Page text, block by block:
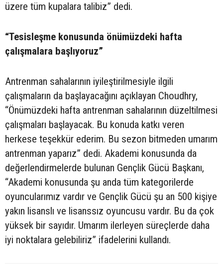
üzere tüm kupalara talibiz” dedi.
“Tesisleşme konusunda önümüzdeki hafta
çalışmalara başlıyoruz”
Antrenman sahalarının iyileştirilmesiyle ilgili
çalışmaların da başlayacağını açıklayan Choudhry,
“Önümüzdeki hafta antrenman sahalarının düzeltilmesi
çalışmaları başlayacak. Bu konuda katkı veren
herkese teşekkür ederim. Bu sezon bitmeden umarım
antrenman yaparız” dedi. Akademi konusunda da
değerlendirmelerde bulunan Gençlik Gücü Başkanı,
“Akademi konusunda şu anda tüm kategorilerde
oyuncularımız vardır ve Gençlik Gücü şu an 500 kişiye
yakın lisanslı ve lisanssız oyuncusu vardır. Bu da çok
yüksek bir sayıdır. Umarım ilerleyen süreçlerde daha
iyi noktalara gelebiliriz” ifadelerini kullandı.